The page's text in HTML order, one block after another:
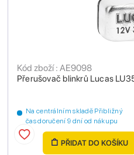
Přerušovač blinkrů Lucas
Kód zboží : AE9098
Na centrálním skladě Přibližný
čas doručení 9 dní od nákupu
PŘIDAT DO KOŠÍKU